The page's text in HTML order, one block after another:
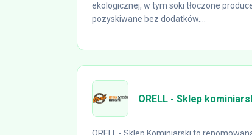
ekologicznej, w tym soki tłoczone
pozyskiwane bez dodatków....
ORELL - Sklep